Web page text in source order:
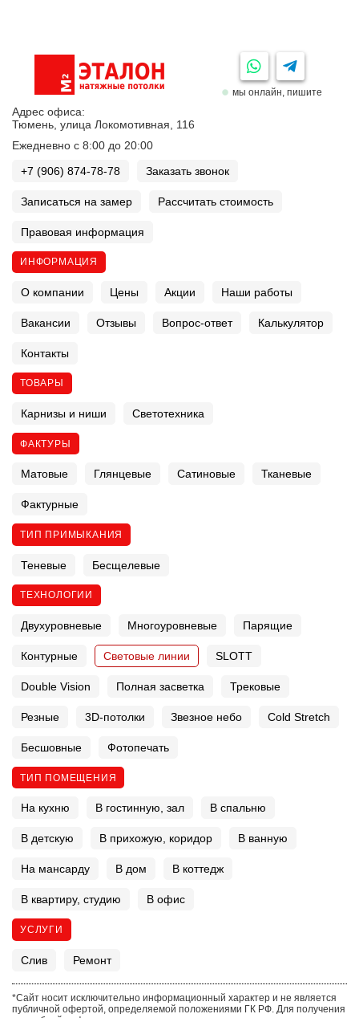
мы онлайн, пишите
Адрес офиса:
Тюмень, улица Локомотивная, 116
Ежедневно с 8:00 до 20:00
+7 (906) 874-78-78
Заказать звонок
Записаться на замер Рассчитать стоимость
Правовая информация
ИНФОРМАЦИЯ
О компании Цены Акции Наши работы
Вакансии Отзывы Вопрос-ответ Калькулятор
Контакты
ТОВАРЫ
Карнизы и ниши Светотехника
ФАКТУРЫ
Матовые Глянцевые Сатиновые Тканевые
Фактурные
ТИП ПРИМЫКАНИЯ
Теневые Бесщелевые
ТЕХНОЛОГИИ
Двухуровневые Многоуровневые Парящие
Контурные Световые линии SLOTT
Double Vision Полная засветка Трековые
Резные 3D-потолки Звезное небо Cold Stretch
Бесшовные Фотопечать
ТИП ПОМЕЩЕНИЯ
На кухню В гостинную, зал В спальню
В детскую В прихожую, коридор В ванную
На мансарду В дом В коттедж
В квартиру, студию В офис
УСЛУГИ
Слив Ремонт
*Сайт носит исключительно информационный характер и не является
публичной офертой, определяемой положениями ГК РФ. Для получения